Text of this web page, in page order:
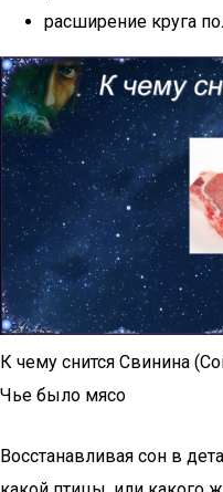
расширение круга
К чему снится Свинина
Чье было мясо
Восстанавливая сон в